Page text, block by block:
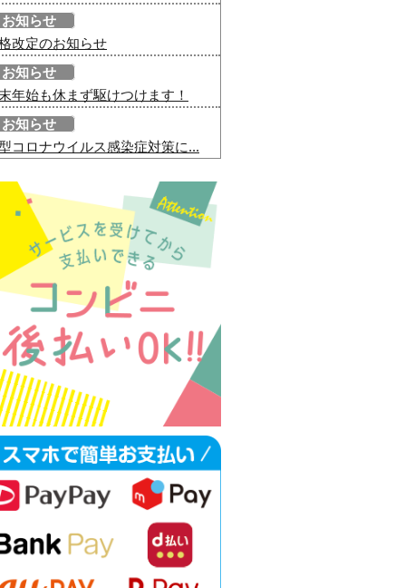
お知らせ
改定のお知らせ
お知らせ
年始も休まず駆けつけます！
お知らせ
コロナウイルス感染症対策に...